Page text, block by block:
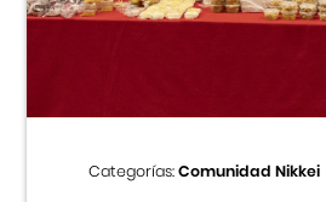
Centro Cultural Peruano
Museo de la Inmigración
Categorías:Comunidad Nikkei